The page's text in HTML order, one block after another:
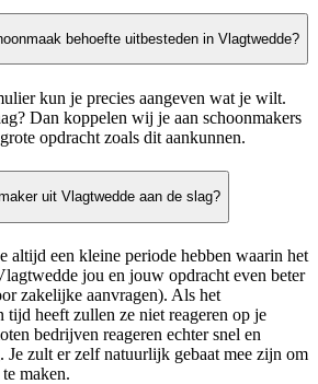
behoefte uitbesteden in Vlagtwedde?
kun je precies aangeven wat je wilt.
Dan koppelen wij je aan schoonmakers
opdracht zoals dit aankunnen.
uit Vlagtwedde aan de slag?
altijd een kleine periode hebben waarin het
jou en jouw opdracht even beter
zakelijke aanvragen). Als het
tijd heeft zullen ze niet reageren op je
bedrijven reageren echter snel en
Je zult er zelf natuurlijk gebaat mee zijn om
maken.